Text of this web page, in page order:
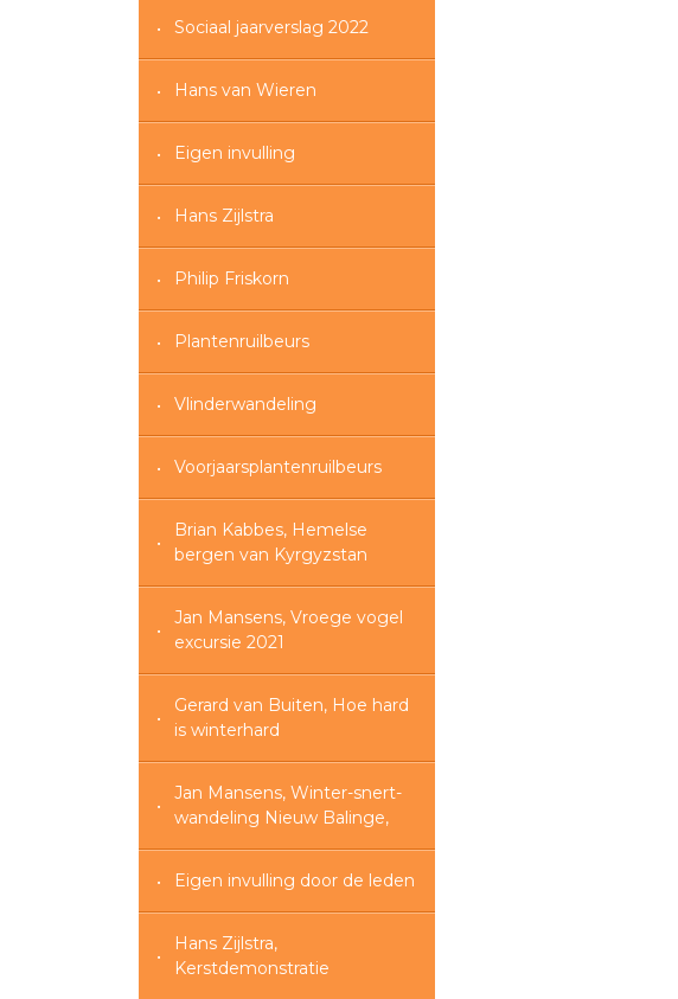
Sociaal jaarverslag 2022
Hans van Wieren
Eigen invulling
Hans Zijlstra
Philip Friskorn
Plantenruilbeurs
Vlinderwandeling
Voorjaarsplantenruilbeurs
Brian Kabbes, Hemelse
bergen van Kyrgyzstan
Jan Mansens, Vroege vogel
excursie 2021
Gerard van Buiten, Hoe hard
is winterhard
Jan Mansens, Winter-snert-
wandeling Nieuw Balinge,
Eigen invulling door de leden
Hans Zijlstra,
Kerstdemonstratie